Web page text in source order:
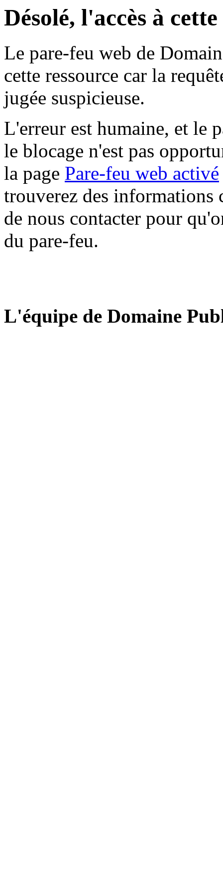
Désolé, l'accès à
Le pare-feu web de
cette ressource car la
jugée suspicieuse.
L'erreur est humaine, et le
le blocage n'est pas
la page Pare-feu web activé
trouverez des informations
de nous contacter pour
du pare-feu.
L'équipe de Domaine